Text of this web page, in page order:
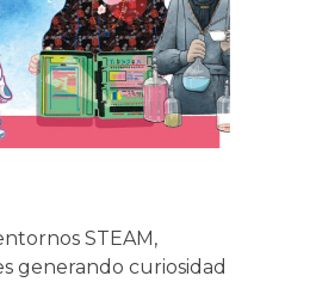
STEAM,
generando curiosidad